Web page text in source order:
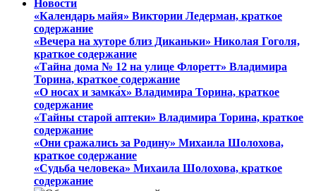
Новости
«Календарь майя» Виктории Ледерман, краткое
содержание
«Вечера на хуторе близ Диканьки» Николая Гоголя,
краткое содержание
«Тайна дома № 12 на улице Флоретт» Владимира
Торина, краткое содержание
«О носах и замка́х» Владимира Торина, краткое
содержание
«Тайны старой аптеки» Владимира Торина, краткое
содержание
«Они сражались за Родину» Михаила Шолохова,
краткое содержание
«Судьба человека» Михаила Шолохова, краткое
содержание